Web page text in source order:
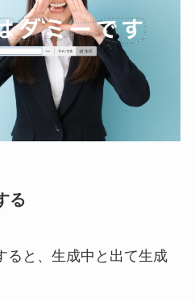
る
ると、生成中と出て生成